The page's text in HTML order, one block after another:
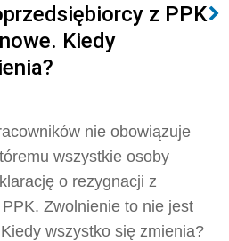
z PPK
Kiedy
nie obowiązuje
wszystkie osoby
o rezygnacji z
Zwolnienie to nie jest
wszystko się zmienia?